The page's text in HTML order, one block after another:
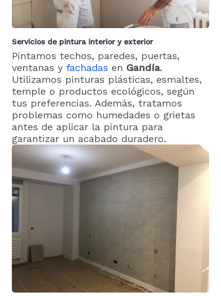
Servicios de pintura interior y exterior
Pintamos techos, paredes, puertas,
ventanas y fachadas en Gandía.
Utilizamos pinturas plásticas, esmaltes,
temple o productos ecológicos, según
tus preferencias. Además, tratamos
problemas como humedades o grietas
antes de aplicar la pintura para
garantizar un acabado duradero.